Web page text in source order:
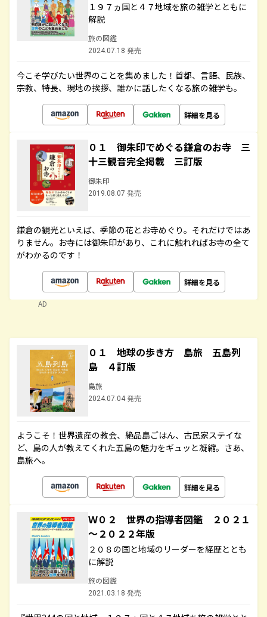
１９７ヵ国と４７地域を旅の雑学とともに
解説
旅の図鑑
2024.07.18 発売
今こそ学びたい世界のことを集めました！首都、言語、民族、
宗教、特長、現地の挨拶、誰かに話したくなる旅の雑学も。
詳細を見る
０１ 御朱印でめぐる鎌倉のお寺 三
十三観音完全掲載 三訂版
御朱印
2019.08.07 発売
鎌倉の観光といえば、季節の花とお寺めぐり。それだけではあ
りません。お寺には御朱印があり、これに触れればお寺の全て
がわかるのです！
詳細を見る
AD
０１ 地球の歩き方 島旅 五島列
島 ４訂版
島旅
2024.07.04 発売
ようこそ！世界遺産の教会、絶品島ごはん、古民家ステイな
ど、島の人が教えてくれた五島の魅力をギュッと凝縮。さあ、
島旅へ。
詳細を見る
Ｗ０２ 世界の指導者図鑑 ２０２１
～２０２２年版
２０８の国と地域のリーダーを経歴ととも
に解説
旅の図鑑
2021.03.18 発売